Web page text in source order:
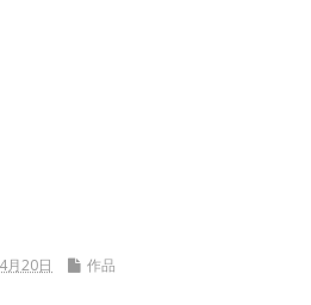
月20日
作品